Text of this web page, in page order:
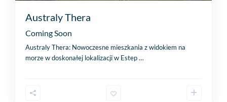
Australy Thera
Coming Soon
Australy Thera: Nowoczesne mieszkania z widokiem na
morze w doskonałej lokalizacji w Estep…